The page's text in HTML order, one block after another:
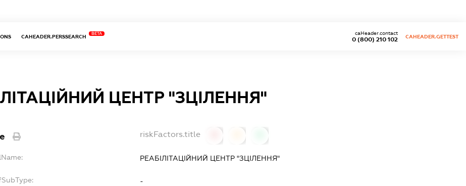
CAHEADER.PERSSEARCH
BETA
0 (800) 210 102
caHeader.contact
CAHEADER.GETTEST
ЦЕНТР "ЗЦІЛЕННЯ"
riskFactors.title
РЕАБІЛІТАЦІЙНИЙ ЦЕНТР "ЗЦІЛЕННЯ"
-